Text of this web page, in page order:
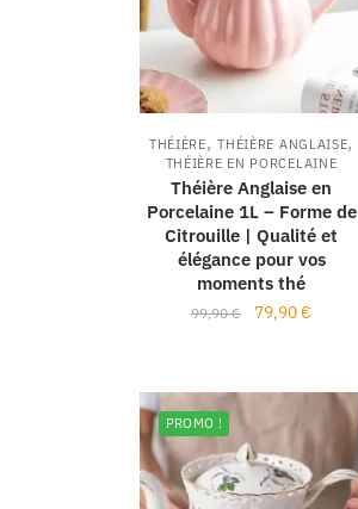
THÉIÈRE,THÉIÈRE ANGLAISE,
THÉIÈRE EN PORCELAINE
Théière Anglaise en
Porcelaine 1L – Forme de
Citrouille | Qualité et
élégance pour vos
moments thé
99,90€ 79,90€
PROMO !